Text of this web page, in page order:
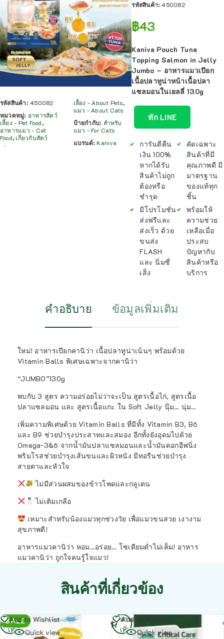
รหัสสินค้า:450082
หมวดหมู่: อาหารสัตว์
เลี้ยง - Pet Food,
อาหารแมว - Cat
Food, เกี่ยวกับสัตว์
เลี้ยง - About Pets,
แมว - About Cats
ป้ายกำกับ: สำหรับ
แมว - For Cats
แบรนด์: Kaniva
รหัสสินค้า:450082
฿43
Kaniva Pouch Tuna
Topping Salmon in Jelly
Jumbo – อาหารแมวเปียก
เนื้อปลาทูน่าหน้าเนื้อปลา
แซลมอนในเยลลี่ 130g
ทัก LINE
การันตีคืน
เงิน 100%
หากได้รับ
สินค้าไม่ถูก
ต้องหรือ
ชำรุด
มีโปรโมชั่น
ส่งฟรีและ
ส่งเร็ว ด้วย
ขนส่ง
FLASH
และ นิ่มซี่
เส็ง
คัดเฉพาะ
สินค้าที่มี
คุณภาพดี มี
มาตรฐาน
ของแท้ทุก
ชิ้น
พร้อมให้
ความช่วย
เหลือเมื่อ
ประสบ
ปัญหากับ
สินค้าหรือ
บริการ
คำอธิบาย ข้อมูลเพิ่มเติม
ใหม่! อาหารเปียกคานิว่า เนื้อปลาทูน่าเน้นๆ พร้อมด้วย
Vitamin Balls พิเศษเฉพาะจากคานิว่า
“JUMBO”130g
พบกับ 3 สูตร ความอร่อยไม่ว่าจะเป็น สูตรเนื้อไก่, สูตรเนื้อ
ปลาแซลมอน และ สูตรเนื้อแกะ ใน Soft Jelly นุ๊ม… นุ่ม…
เพิ่มความพิเศษด้วย Vitamin Balls ที่มีทั้ง Vitamin B3, B6
และ B9 ช่วยบำรุงประสาทและสมอง อีกทั้งยังอุดมไปด้วย
Omega-3&6 จากน้ำมันปลาแซลมอนและน้ำมันดอกอีฟนิ่ง
พริมโรสช่วยบำรุงเส้นขนและผิวหนัง มีทอรีนช่วยบำรุง
สายตาและหัวใจ
ไม่มีส่วนผสมของข้าวโพดและกลูเตน
ไม่เติมเกลือ
เหมาะสำหรับน้องแมวทุกช่วงวัย เพื่อแมวขนสวย เงางาม
สุขภาพดี!
อาหารแมวคานิว่า หอม…อร่อย… โซเดียมต่ำไม่เค็ม! อาหาร
แมวคานิว่า ถูกใจคนรู้ใจแมว!
สินค้าที่เกี่ยวข้อง
SALE
Add to Wishlist
Quick view
อ่าน
เพิ่ม
Add to Wishlist
Quick view
อ่าน
เพิ่ม